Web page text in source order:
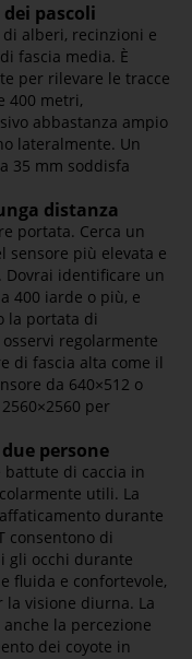
pascoli
alberi, recinzioni e
fascia media. È
per rilevare le tracce
400 metri,
abbastanza ampio
lateralmente. Un
35 mm soddisfa
distanza
portata. Cerca un
sensore più elevata e
Dovrai identificare un
400 iarde o più, e
la portata di
regolarmente
di fascia alta come il
da 640×512 o
per
persone
battute di caccia in
utili. La
durante
consentono di
gli occhi durante
fluida e confortevole,
visione diurna. La
la percezione
dei coyote in